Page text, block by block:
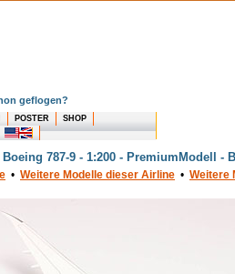
geflogen?
POSTER
SHOP
787-9 - 1:200 - PremiumModell -
• Weitere Modelle dieser Airline • Weitere